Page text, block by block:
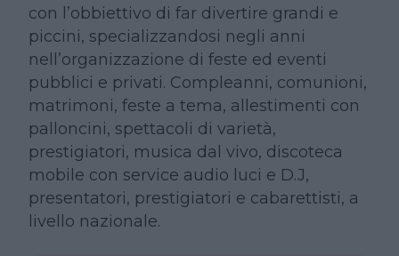
con l’obbiettivo di far divertire grandi e
piccini, specializzandosi negli anni
nell’organizzazione di feste ed eventi
pubblici e privati. Compleanni, comunioni,
matrimoni, feste a tema, allestimenti con
palloncini, spettacoli di varietà,
prestigiatori, musica dal vivo, discoteca
mobile con service audio luci e D.J,
presentatori, prestigiatori e cabarettisti, a
livello nazionale.